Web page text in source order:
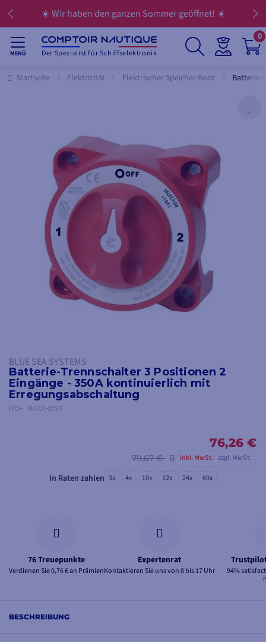
☀️ Wir haben den ganzen Sommer geöffnet! ☀️
MENÜ Der Spezialist für Schiffselektronik
0
Startseite Elektrizität Elektrischer Speicher Boot Batterie-
BLUE SEA SYSTEMS
Batterie-Trennschalter 3 Positionen 2
Eingänge - 350A kontinuierlich mit
Erregungsabschaltung
REF. 11001-BSS
76,26 €
79,67 € inkl. MwSt. zzgl. MwSt.
In Raten zahlen 3x 4x 10x 12x 24x 60x
76 Treuepunkte
Verdienen Sie 0,76 € an Prämien
Expertenrat
Kontaktieren Sie uns von 8 bis 17 Uhr 94%
BESCHREIBUNG